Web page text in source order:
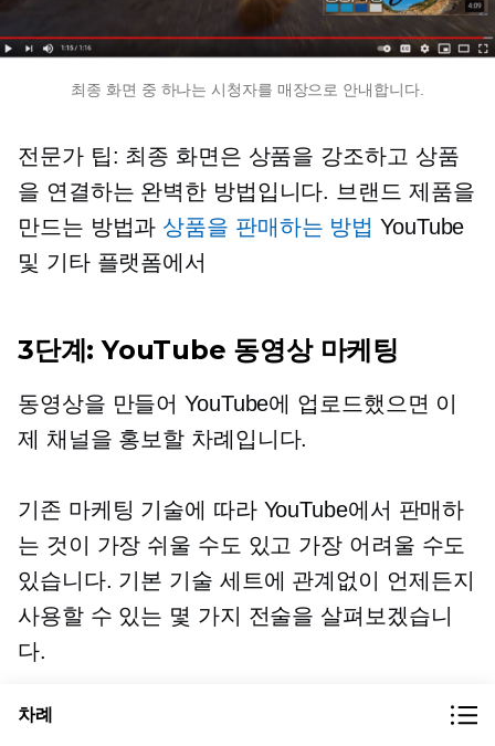
최종 화면 중 하나는 시청자를 매장으로 안내합니다.
전문가 팁: 최종 화면은 상품을 강조하고 상품
을 연결하는 완벽한 방법입니다. 브랜드 제품을
만드는 방법과 상품을 판매하는 방법 YouTube
및 기타 플랫폼에서
3단계: YouTube 동영상 마케팅
동영상을 만들어 YouTube에 업로드했으면 이
제 채널을 홍보할 차례입니다.
기존 마케팅 기술에 따라 YouTube에서 판매하
는 것이 가장 쉬울 수도 있고 가장 어려울 수도
있습니다. 기본 기술 세트에 관계없이 언제든지
사용할 수 있는 몇 가지 전술을 살펴보겠습니
다.
커뮤니티 참여
차례